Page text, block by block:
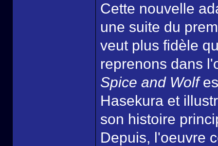
Cette nouvelle
une suite du
veut plus fidèle
reprenons dans
Spice and Wolf
Hasekura et
son histoire
Depuis, l'oeuvre